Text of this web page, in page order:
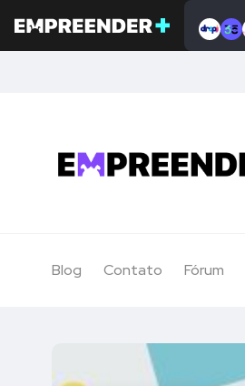
Blog Contato Fórum